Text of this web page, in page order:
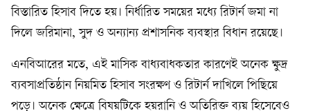
বিস্তারিত হিসাব দিতে হয়। নির্ধারিত সময়ের মধ্যে রিটার্ন জমা না
দিলে জরিমানা, সুদ ও অন্যান্য প্রশাসনিক ব্যবস্থার বিধান রয়েছে।
এনবিআরের মতে, এই মাসিক বাধ্যবাধকতার কারণেই অনেক ক্ষুদ্র
ব্যবসাপ্রতিষ্ঠান নিয়মিত হিসাব সংরক্ষণ ও রিটার্ন দাখিলে পিছিয়ে
পড়ে। অনেক ক্ষেত্রে বিষয়টিকে হয়রানি ও অতিরিক্ত ব্যয় হিসেবেও